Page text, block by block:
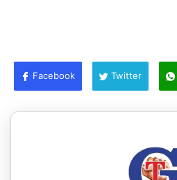
Facebook Twitter